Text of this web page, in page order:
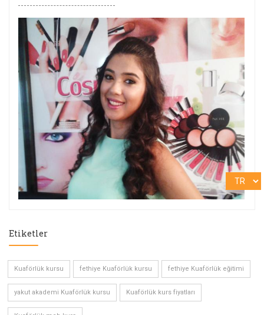
Etiketler
Kuaförlük kursu fethiye Kuaförlük kursu fethiye Kuaförlük eğitimi
yakut akademi Kuaförlük kursu Kuaförlük kurs fiyatları